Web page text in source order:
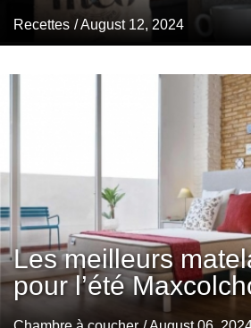
Recettes / August 12, 2024
Les meilleurs
pour l’été